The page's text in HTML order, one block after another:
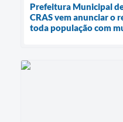
Prefeitura Municipal
CRAS vem anunciar o
toda população com